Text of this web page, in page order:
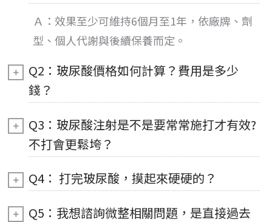
Ａ： 效果至少可維持6個月至1年，依廠牌、劑
型、個人代謝與後續保養而定。
Q2：玻尿酸價格如何計算？費用是多少
錢？
Q3：玻尿酸注射是不是要常常施打才有效?
不打會更鬆垮？
Q4： 打完玻尿酸，摸起來硬硬的？
Q5：我想諮詢微整相關問題，是直接過去